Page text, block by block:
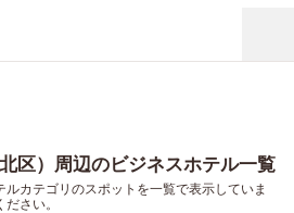
区）周辺のビジネスホテル一覧
カテゴリのスポットを一覧で表示していま
さい。